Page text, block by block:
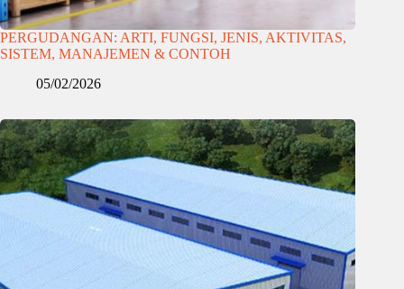
PERGUDANGAN: ARTI, FUNGSI, JENIS, AKTIVITAS,
SISTEM, MANAJEMEN & CONTOH
05/02/2026